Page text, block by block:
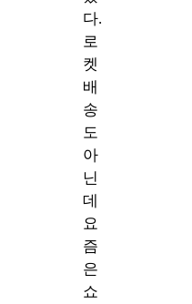
다.
로
켓
배
송
도
아
닌
데
요
즘
은
쇼